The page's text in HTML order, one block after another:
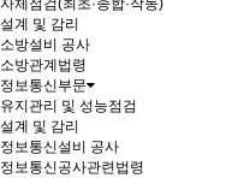
자체점검(최초·종합·작동)
설계 및 감리
소방설비 공사
소방관계법령
정보통신부문
유지관리 및 성능점검
설계 및 감리
정보통신설비 공사
정보통신공사관련법령